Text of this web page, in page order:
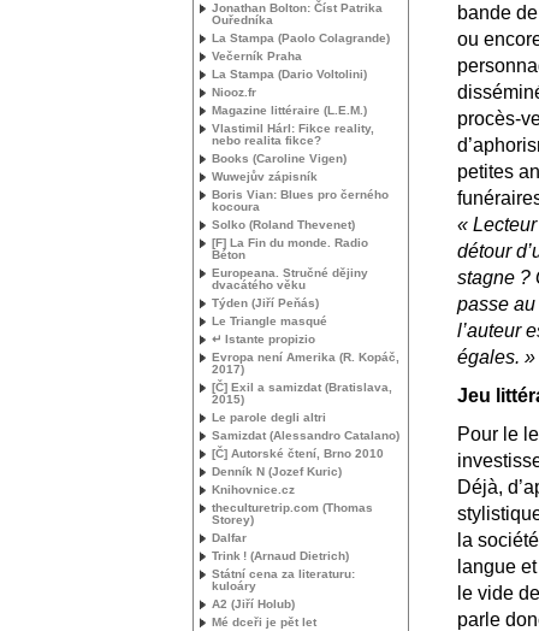
bande
ou
procès-
petites
« Lecteur
détour
stagne ?
passe
l’auteur
égales. »
Jeu
Pour le
Déjà,
la
langue
le vide
parle
Jonathan Bolton: Číst Patrika
Ouředníka
La Stampa (Paolo Colagrande)
Večerník Praha
La Stampa (Dario Voltolini)
Niooz.fr
Magazine littéraire (L.E.M.)
Vlastimil Hárl: Fikce reality,
nebo realita fikce?
Books (Caroline Vigen)
Wuwejův zápisník
Boris Vian: Blues pro černého
kocoura
Solko (Roland Thevenet)
[F] La Fin du monde. Radio
Béton
Europeana. Stručné dějiny
dvacátého věku
Týden (Jiří Peňás)
Le Triangle masqué
↵ Istante propizio
Evropa není Amerika (R. Kopáč,
2017)
[Č] Exil a samizdat (Bratislava,
2015)
Le parole degli altri
Samizdat (Alessandro Catalano)
[Č] Autorské čtení, Brno 2010
Denník N (Jozef Kuric)
Knihovnice.cz
theculturetrip.com (Thomas
Storey)
Dalfar
Trink ! (Arnaud Dietrich)
Státní cena za literaturu:
kuloáry
A2 (Jiří Holub)
Mé dceři je pět let